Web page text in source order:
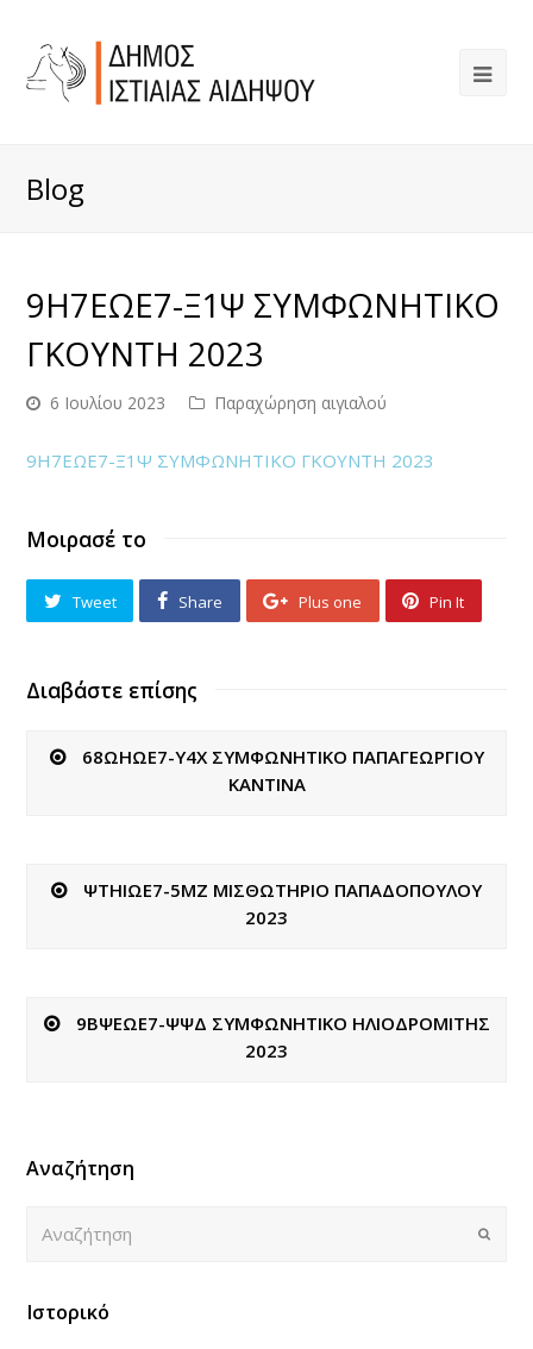
Blog
9Η7ΕΩΕ7-Ξ1Ψ ΣΥΜΦΩΝΗΤΙΚΟ
ΓΚΟΥΝΤΗ 2023
6 Ιουλίου 2023 Παραχώρηση αιγιαλού
9Η7ΕΩΕ7-Ξ1Ψ ΣΥΜΦΩΝΗΤΙΚΟ ΓΚΟΥΝΤΗ 2023
Μοιρασέ το
Tweet Share Plus one Pin It
Διαβάστε επίσης
68ΩΗΩΕ7-Υ4Χ ΣΥΜΦΩΝΗΤΙΚΟ ΠΑΠΑΓΕΩΡΓΙΟΥ
ΚΑΝΤΙΝΑ
ΨΤΗΙΩΕ7-5ΜΖ ΜΙΣΘΩΤΗΡΙΟ ΠΑΠΑΔΟΠΟΥΛΟΥ
2023
9ΒΨΕΩΕ7-ΨΨΔ ΣΥΜΦΩΝΗΤΙΚΟ ΗΛΙΟΔΡΟΜΙΤΗΣ
2023
Αναζήτηση
Submit
Ιστορικό